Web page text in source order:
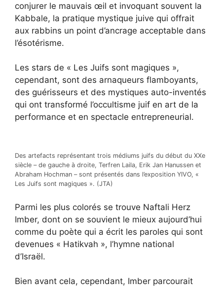
conjurer le mauvais œil et invoquant souvent la
Kabbale, la pratique mystique juive qui offrait
aux rabbins un point d’ancrage acceptable dans
l’ésotérisme.
Les stars de « Les Juifs sont magiques »,
cependant, sont des arnaqueurs flamboyants,
des guérisseurs et des mystiques auto-inventés
qui ont transformé l’occultisme juif en art de la
performance et en spectacle entrepreneurial.
Des artefacts représentant trois médiums juifs du début du XXe
siècle – de gauche à droite, Terfren Laila, Erik Jan Hanussen et
Abraham Hochman – sont présentés dans l’exposition YIVO, «
Les Juifs sont magiques ». (JTA)
Parmi les plus colorés se trouve Naftali Herz
Imber, dont on se souvient le mieux aujourd’hui
comme du poète qui a écrit les paroles qui sont
devenues « Hatikvah », l’hymne national
d’Israël.
Bien avant cela, cependant, Imber parcourait